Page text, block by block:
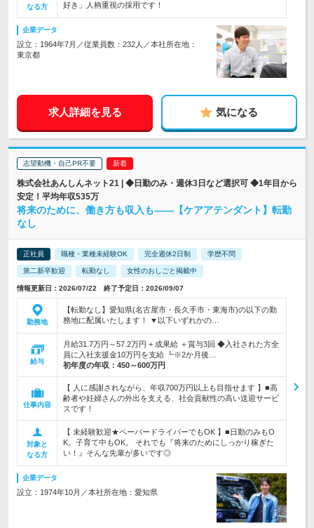
なる方
好き」人柄重視の採用です！
企業データ
設立：1964年7月／従業員数：232人／本社所在地：
東京都
求人詳細を見る 気になる
志望動機・自己PR不要
株式会社あんしんネット21 | ◆日勤のみ・週休3日など選択可 ◆1年目から
安定！平均年収535万
将来のために、働き方も収入も――【ケアアテンダント】転勤
なし
正社員 職種・業種未経験OK 完全週休2日制 学歴不問
第二新卒歓迎 転勤なし 女性のおしごと掲載中
情報更新日：2026/07/22 終了予定日：2026/09/07
勤務地
【転勤なし】愛知県(名古屋市・長久手市・東海市)の以下の勤
務地に配属いたします！ ▼以下いずれかの…
給与
月給31.7万円～57.2万円 + 成果給 ＋賞与3回 ◆入社された方全
員に入社支援金10万円を支給 ┗※2か月後…
初年度の年収： 450～600万円
仕事内容
【 人に感謝されながら、年収700万円以上も目指せます 】■高
齢者や妊婦さんの外出を支える、社会貢献性の高い送迎サービ
スです！
対象と
なる方
【 未経験歓迎★ペーパードライバーでもOK 】■日勤のみもO
K。子育て中もOK。 それでも『将来のためにしっかり稼ぎた
い！』そんな先輩が多いです◎
企業データ
設立：1974年10月／本社所在地：愛知県